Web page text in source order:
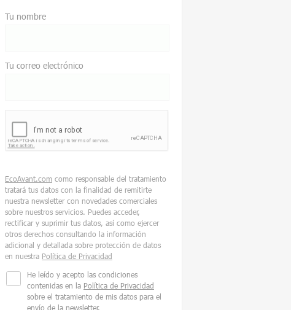
Tu nombre
Tu correo electrónico
EcoAvant.com como responsable del tratamiento
tratará tus datos con la finalidad de remitirte
nuestra newsletter con novedades comerciales
sobre nuestros servicios. Puedes acceder,
rectificar y suprimir tus datos, así como ejercer
otros derechos consultando la información
adicional y detallada sobre protección de datos
en nuestra Política de Privacidad
He leído y acepto las condiciones
contenidas en la Política de Privacidad
sobre el tratamiento de mis datos para el
envío de la newsletter.